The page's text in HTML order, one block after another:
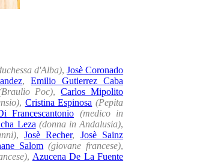
d'Alba), Josè Coronado
,Emilio Gutierrez Caba
Poc),Carlos Mipolito
, Cristina Espinosa (Pepita
Francescantonio (medico in
Leza (donna in Andalusia),
,Josè Recher, Josè Sainz
Salom (giovane francese),
, Azucena De La Fuente